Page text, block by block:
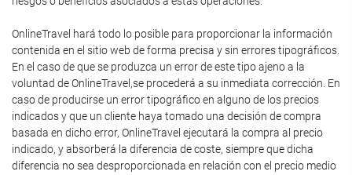
OnlineTravel hará todo lo posible para proporcionar la información
contenida en el sitio web de forma precisa y sin errores tipográficos.
En el caso de que se produzca un error de este tipo ajeno a la
voluntad de OnlineTravel,se procederá a su inmediata corrección. En
caso de producirse un error tipográfico en alguno de los precios
indicados y que un cliente haya tomado una decisión de compra
basada en dicho error, OnlineTravel ejecutará la compra al precio
indicado, y absorberá la diferencia de coste, siempre que dicha
diferencia no sea desproporcionada en relación con el precio medio